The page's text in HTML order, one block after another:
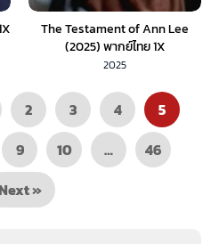
The Testament of Ann Lee
(2025) พากย์ไทย 1X
2025
2 3 4
5
9 10 …
46
»